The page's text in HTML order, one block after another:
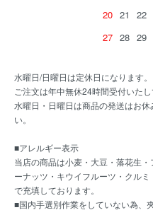
20 21 22
27 28 29
水曜日/日曜日は定休日になります。
ご注文は年中無休24時間受付いたし
水曜日・日曜日は商品の発送はお
い。
■アレルギー表示
当店の商品は小麦・大豆・落花生
ーナッツ・キウイフルーツ・クル
で充填しております。
■国内手選別作業をしていない為、